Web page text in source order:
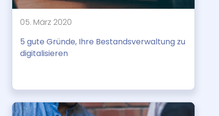
05. März 2020
5 gute Gründe, Ihre Bestandsverwaltung zu
digitalisieren